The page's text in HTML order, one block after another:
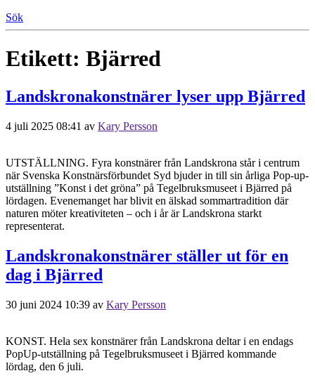
Sök
Etikett: Bjärred
Landskronakonstnärer lyser upp Bjärred
4 juli 2025 08:41 av Kary Persson
UTSTÄLLNING. Fyra konstnärer från Landskrona står i centrum
när Svenska Konstnärsförbundet Syd bjuder in till sin årliga Pop-up-
utställning ”Konst i det gröna” på Tegelbruksmuseet i Bjärred på
lördagen. Evenemanget har blivit en älskad sommartradition där
naturen möter kreativiteten – och i år är Landskrona starkt
representerat.
Landskronakonstnärer ställer ut för en
dag i Bjärred
30 juni 2024 10:39 av Kary Persson
KONST. Hela sex konstnärer från Landskrona deltar i en endags
PopUp-utställning på Tegelbruksmuseet i Bjärred kommande
lördag, den 6 juli.